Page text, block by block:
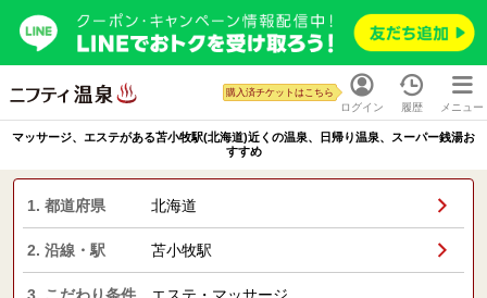
ログイン
購入済チケットはこちら
履歴 メニュー
マッサージ、エステがある苫小牧駅(北海道)近くの温泉、日帰り温泉、スーパー銭湯お
すすめ
1. 都道府県 北海道
2. 沿線・駅 苫小牧駅
3. こだわり条件 エステ・マッサージ